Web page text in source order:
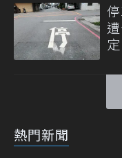
定
熱門新聞